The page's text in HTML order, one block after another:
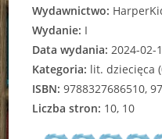
Wydawnictwo:
Wydanie: I
Data wydania: 2024-02-
Kategoria: lit. dziecięca
ISBN: 9788327686510,
Liczba stron: 10, 10